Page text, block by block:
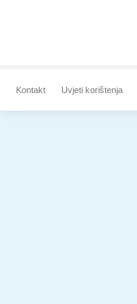
Kontakt Uvjeti korištenja